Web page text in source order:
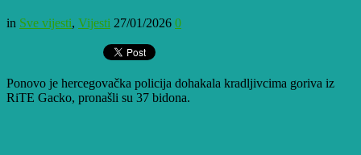
in Sve vijesti, Vijesti 27/01/2026 0
Ponovo je hercegovačka policija dohakala kradljivcima goriva iz
RiTE Gacko, pronašli su 37 bidona.